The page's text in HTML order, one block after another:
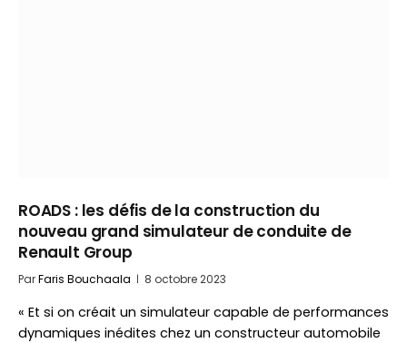
ROADS : les défis de la construction du
nouveau grand simulateur de conduite de
Renault Group
ParFaris Bouchaala 8 octobre 2023
« Et si on créait un simulateur capable de performances
dynamiques inédites chez un constructeur automobile